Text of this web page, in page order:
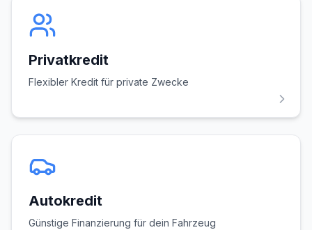
Privatkredit
Flexibler Kredit für private Zwecke
Autokredit
Günstige Finanzierung für dein Fahrzeug